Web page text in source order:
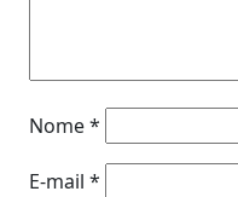
Nome*
E-mail *